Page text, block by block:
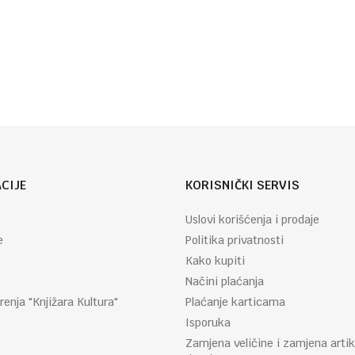
"Knjižara Kultura"
KORISNIČKI SERVIS
Uslovi korišćenja i prodaje
Politika privatnosti
Kako kupiti
Načini plaćanja
Plaćanje karticama
Isporuka
Zamjena veličine i zamjena